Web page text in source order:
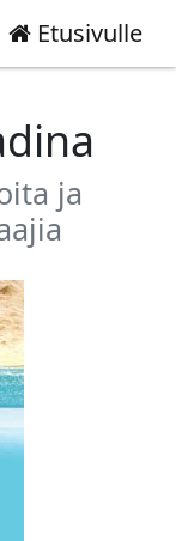
Etusivulle
ja